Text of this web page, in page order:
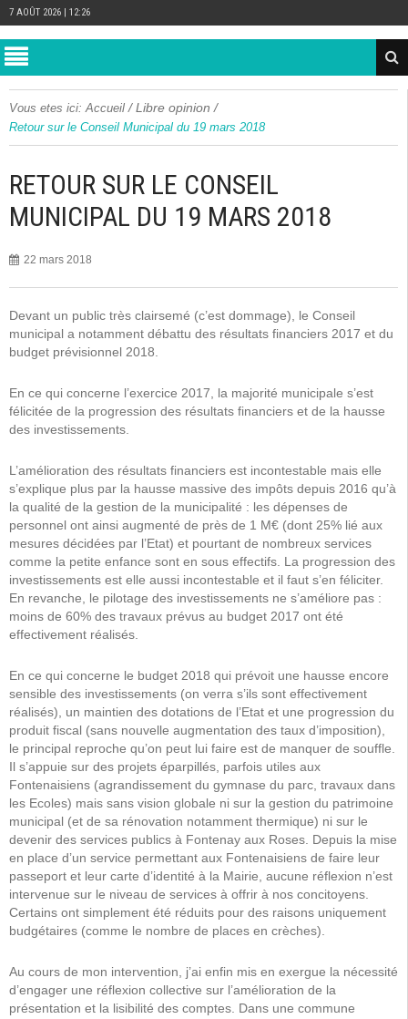
7 AOÛT 2026 | 12:26
Vous etes ici: Accueil /Libre opinion /
Retour sur le Conseil Municipal du 19 mars 2018
RETOUR SUR LE CONSEIL
MUNICIPAL DU 19 MARS 2018
22 mars 2018
Devant un public très clairsemé (c’est dommage), le Conseil
municipal a notamment débattu des résultats financiers 2017 et du
budget prévisionnel 2018.
En ce qui concerne l’exercice 2017, la majorité municipale s’est
félicitée de la progression des résultats financiers et de la hausse
des investissements.
L’amélioration des résultats financiers est incontestable mais elle
s’explique plus par la hausse massive des impôts depuis 2016 qu’à
la qualité de la gestion de la municipalité : les dépenses de
personnel ont ainsi augmenté de près de 1 M€ (dont 25% lié aux
mesures décidées par l’Etat) et pourtant de nombreux services
comme la petite enfance sont en sous effectifs. La progression des
investissements est elle aussi incontestable et il faut s’en féliciter.
En revanche, le pilotage des investissements ne s’améliore pas :
moins de 60% des travaux prévus au budget 2017 ont été
effectivement réalisés.
En ce qui concerne le budget 2018 qui prévoit une hausse encore
sensible des investissements (on verra s’ils sont effectivement
réalisés), un maintien des dotations de l’Etat et une progression du
produit fiscal (sans nouvelle augmentation des taux d’imposition),
le principal reproche qu’on peut lui faire est de manquer de souffle.
Il s’appuie sur des projets éparpillés, parfois utiles aux
Fontenaisiens (agrandissement du gymnase du parc, travaux dans
les Ecoles) mais sans vision globale ni sur la gestion du patrimoine
municipal (et de sa rénovation notamment thermique) ni sur le
devenir des services publics à Fontenay aux Roses. Depuis la mise
en place d’un service permettant aux Fontenaisiens de faire leur
passeport et leur carte d’identité à la Mairie, aucune réflexion n’est
intervenue sur le niveau de services à offrir à nos concitoyens.
Certains ont simplement été réduits pour des raisons uniquement
budgétaires (comme le nombre de places en crèches).
Au cours de mon intervention, j’ai enfin mis en exergue la nécessité
d’engager une réflexion collective sur l’amélioration de la
présentation et la lisibilité des comptes. Dans une commune